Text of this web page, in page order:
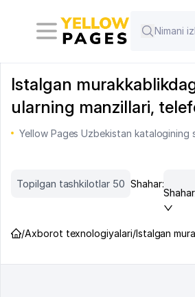
Istalgan
ularning manzillari,
Yellow Pages Uzbekistan katalogining
Topilgan tashkilotlar 50 Shahar:
/Axborot texnologiyalari/Istalgan